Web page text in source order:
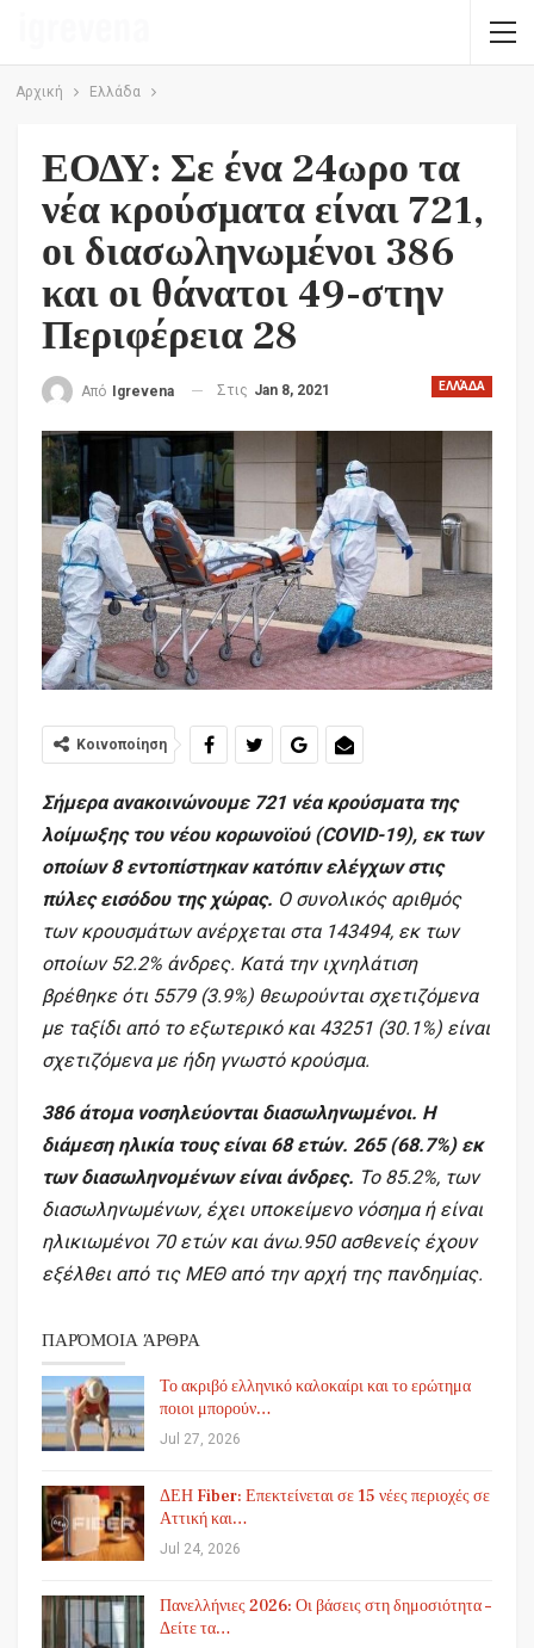
Αρχική Ελλάδα
ΕΟΔΥ: Σε ένα 24ωρο τα
νέα κρούσματα είναι 721,
οι διασωληνωμένοι 386
και οι θάνατοι 49-στην
Περιφέρεια 28
ΕΛΛΆΔΑ
Από Igrevena Στις Jan 8, 2021
Κοινοποίηση
Σήμερα ανακοινώνουμε 721 νέα κρούσματα της
λοίμωξης του νέου κορωνοϊού (COVID-19), εκ των
οποίων 8 εντοπίστηκαν κατόπιν ελέγχων στις
πύλες εισόδου της χώρας. Ο συνολικός αριθμός
των κρουσμάτων ανέρχεται στα 143494, εκ των
οποίων 52.2% άνδρες. Κατά την ιχνηλάτιση
βρέθηκε ότι 5579 (3.9%) θεωρούνται σχετιζόμενα
με ταξίδι από το εξωτερικό και 43251 (30.1%) είναι
σχετιζόμενα με ήδη γνωστό κρούσμα.
386 άτομα νοσηλεύονται διασωληνωμένοι. Η
διάμεση ηλικία τους είναι 68 ετών. 265 (68.7%) εκ
των διασωληνομένων είναι άνδρες. To 85.2%, των
διασωληνωμένων, έχει υποκείμενο νόσημα ή είναι
ηλικιωμένοι 70 ετών και άνω.950 ασθενείς έχουν
εξέλθει από τις ΜΕΘ από την αρχή της πανδημίας.
ΠΑΡΌΜΟΙΑ ΆΡΘΡΑ
Το ακριβό ελληνικό καλοκαίρι και το ερώτημα
ποιοι μπορούν…
Jul 27, 2026
ΔΕΗ Fiber: Επεκτείνεται σε 15 νέες περιοχές σε
Αττική και…
Jul 24, 2026
Πανελλήνιες 2026: Οι βάσεις στη δημοσιότητα –
Δείτε τα…